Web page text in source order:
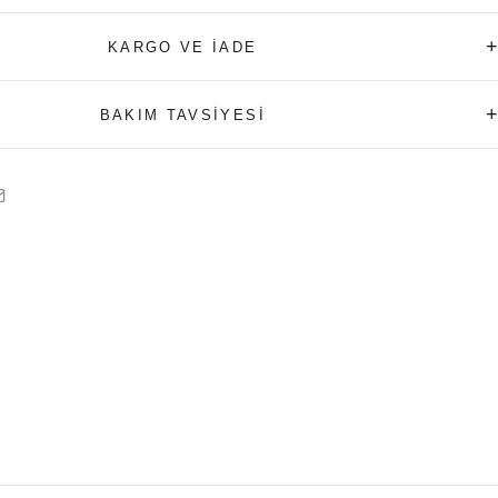
KARGO VE İADE +
BAKIM TAVSİYESİ +